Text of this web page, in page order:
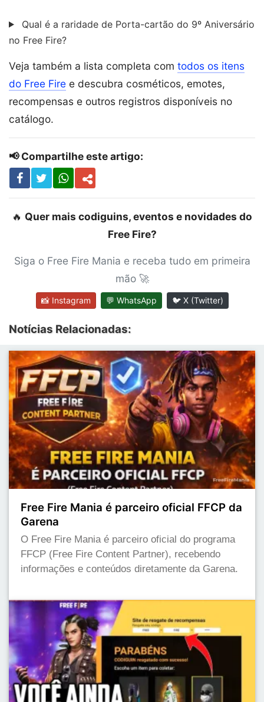
Qual é a raridade de Porta-cartão do 9º Aniversário
no Free Fire?
Veja também a lista completa com todos os itens
do Free Fire e descubra cosméticos, emotes,
recompensas e outros registros disponíveis no
catálogo.
📢 Compartilhe este artigo:
🔥 Quer mais codiguins, eventos e novidades do
Free Fire?
Siga o Free Fire Mania e receba tudo em primeira
mão 🚀
📸 Instagram 💬 WhatsApp 🐦 X (Twitter)
Notícias Relacionadas:
Free Fire Mania é parceiro oficial FFCP da
Garena
O Free Fire Mania é parceiro oficial do programa
FFCP (Free Fire Content Partner), recebendo
informações e conteúdos diretamente da Garena.